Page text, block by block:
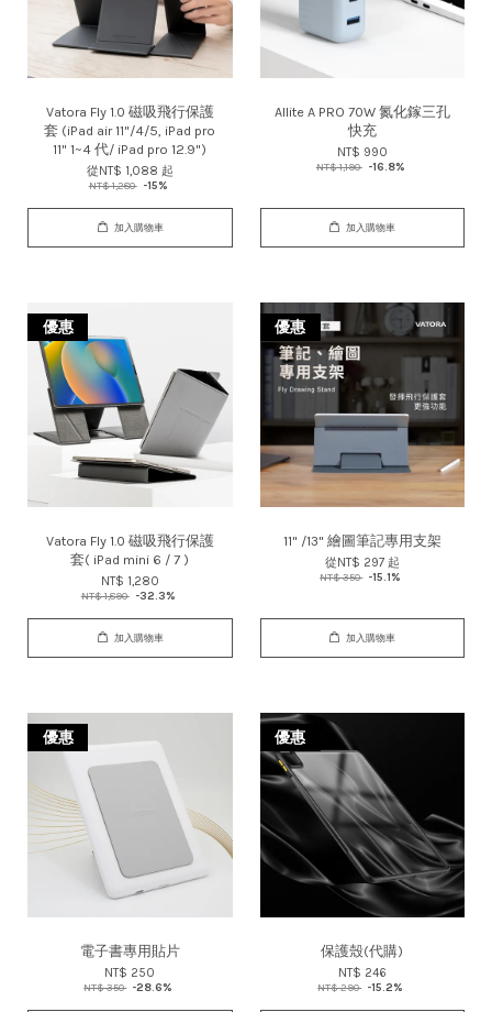
Vatora Fly 1.0 磁吸飛行保護
套 (iPad air 11"/4/5, iPad pro
11" 1~4 代/ iPad pro 12.9")
從NT$ 1,088 起
NT$ 1,280 -15%
加入購物車
Allite A PRO 70W 氮化鎵三孔
快充
NT$ 990
NT$ 1,190 -16.8%
加入購物車
優惠
Vatora Fly 1.0 磁吸飛行保護
套( iPad mini 6 / 7 )
NT$ 1,280
NT$ 1,890 -32.3%
加入購物車
優惠
11" /13" 繪圖筆記專用支架
從NT$ 297 起
NT$ 350 -15.1%
加入購物車
優惠
電子書專用貼片
NT$ 250
NT$ 350 -28.6%
優惠
保護殼(代購)
NT$ 246
NT$ 290 -15.2%